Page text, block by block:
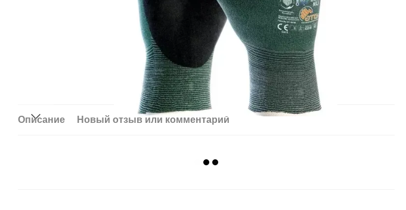
Описание Новый отзыв или комментарий